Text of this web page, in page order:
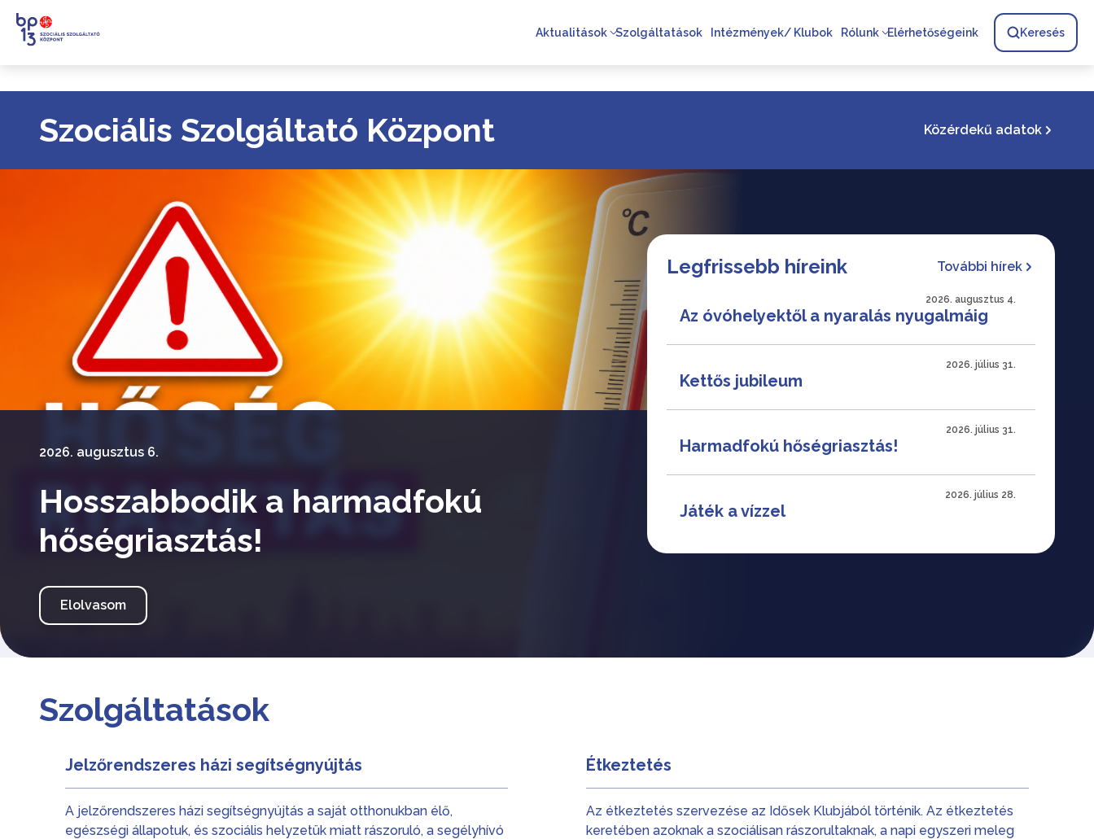
Aktualitások Szolgáltatások Intézmények/ Klubok Rólunk Elérhetőségeink Keresés
Szociális Szolgáltató Központ Közérdekű adatok
2026. augusztus 6.
Hosszabbodik a harmadfokú
hőségriasztás!
Elolvasom
Legfrissebb híreink További hírek
2026. augusztus 4.
Az óvóhelyektől a nyaralás nyugalmáig
2026. július 31.
Kettős jubileum
2026. július 31.
Harmadfokú hőségriasztás!
2026. július 28.
Játék a vízzel
Szolgáltatások
Jelzőrendszeres házi segítségnyújtás
A jelzőrendszeres házi segítségnyújtás a saját otthonukban élő,
egészségi állapotuk, és szociális helyzetük miatt rászoruló, a segélyhívó
Étkeztetés
Az étkeztetés szervezése az Idősek Klubjából történik. Az étkeztetés
keretében azoknak a szociálisan rászorultaknak, a napi egyszeri meleg